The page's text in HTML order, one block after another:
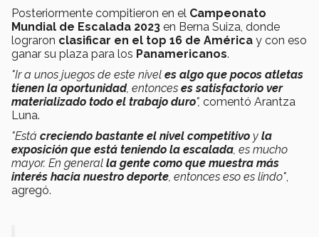
Posteriormente compitieron en el Campeonato
Mundial de Escalada 2023 en Berna Suiza, donde
lograron clasificar en el top 16 de América y con eso
ganar su plaza para los Panamericanos.
"Ir a unos juegos de este nivel es algo que pocos atletas
tienen la oportunidad, entonces es satisfactorio ver
materializado todo el trabajo duro", comentó Arantza
Luna.
"Está creciendo bastante el nivel competitivo y la
exposición que está teniendo la escalada, es mucho
mayor. En general la gente como que muestra más
interés hacia nuestro deporte, entonces eso es lindo",
agregó.